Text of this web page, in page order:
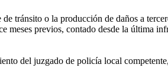
tránsito o la producción de daños a
previos, contado desde la última
del juzgado de policía local